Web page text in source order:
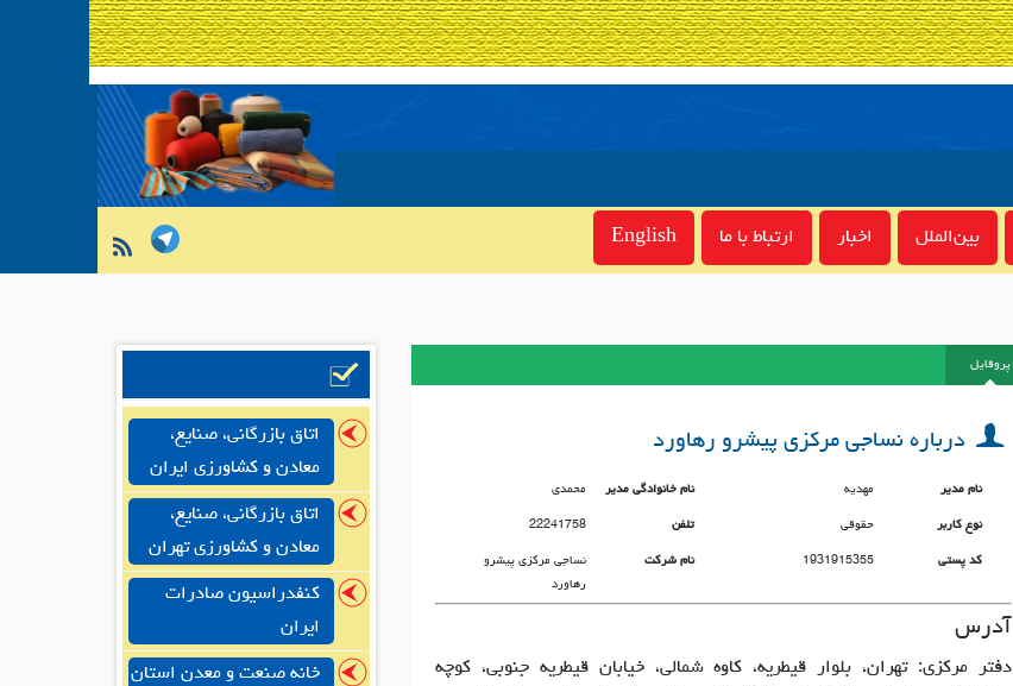
بین‌الملل اخبار ارتباط با ما English
پروفایل
درباره نساجی مرکزی پیشرو رهاورد
نام مدیر مهدیه نام خانوادگی مدیر محمدی
نوع کاربر حقوقی تلفن 22241758
کد پستی 1931915355 نام شرکت
نساجی مرکزی پیشرو
رهاورد
آدرس
دفتر مرکزی: تهران، بلوار قیطریه، کاوه شمالی، خیابان قیطریه جنوبی، کوچه
اتاق بازرگانی، صنایع،
معادن و کشاورزی ایران
اتاق بازرگانی، صنایع،
معادن و کشاورزی تهران
کنفدراسیون صادرات
ایران
خانه صنعت و معدن استان